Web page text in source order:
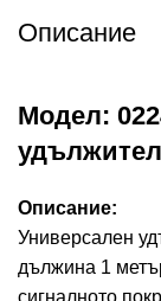
Описание
Модел:
Описание:
Универсален
дължина 1